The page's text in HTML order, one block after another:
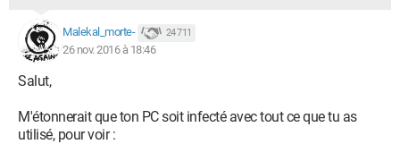
Malekal_morte- 24 711
26 nov. 2016 à 18:46
Salut,
M'étonnerait que ton PC soit infecté avec tout ce que tu as
utilisé, pour voir :